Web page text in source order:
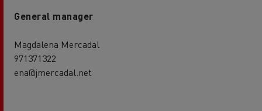
General manager
Magdalena Mercadal
971371322
ena@jmercadal.net